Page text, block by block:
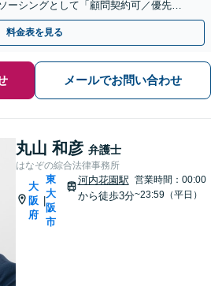
ーシングとして「顧問契約可／優先的
」【休日・夜間相談可】
料金表を見る
メールでお問い合わせ
丸山 和彦 弁護士
はなぞの綜合法律事務所
大
阪
府
東
大
阪
市
河内花園駅
から徒歩3分
営業時間：00:00
~23:59（平日）